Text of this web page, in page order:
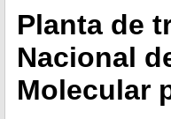
Planta de
Nacional
Molecular